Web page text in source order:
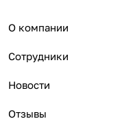
О компании
Сотрудники
Новости
Отзывы